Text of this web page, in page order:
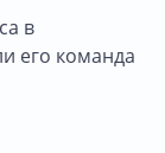
в
его команда